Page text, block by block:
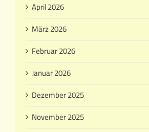
April 2026
März 2026
Februar 2026
Januar 2026
Dezember 2025
November 2025